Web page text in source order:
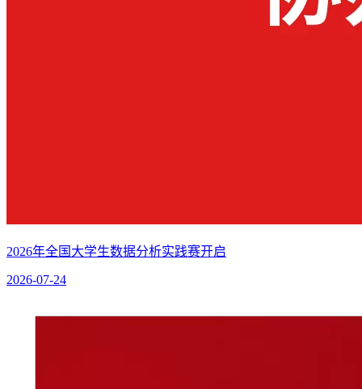
2026年全国大学生数据分析实践赛开启
2026-07-24